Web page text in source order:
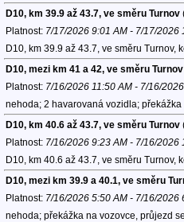
D10, km 39.9 až 43.7, ve směru Turnov
Platnost: 7/17/2026 9:01 AM - 7/17/2026
D10, km 39.9 až 43.7, ve směru Turnov,
D10, mezi km 41 a 42, ve směru Turnov
Platnost: 7/16/2026 11:50 AM - 7/16/
nehoda; 2 havarovaná vozidla;
D10, km 40.6 až 43.7, ve směru Turnov
Platnost: 7/16/2026 9:23 AM - 7/16/2026
D10, km 40.6 až 43.7, ve směru Turnov,
D10, mezi km 39.9 a 40.1, ve směru
Platnost: 7/16/2026 5:50 AM - 7/16/2026
nehoda; překážka na vozovce, průjezd